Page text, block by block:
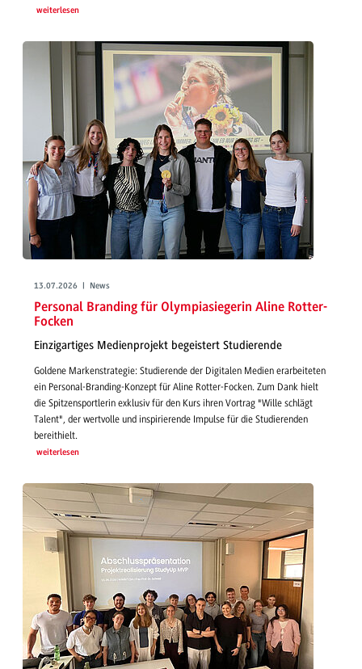
weiterlesen
13.07.2026 | News
Personal Branding für Olympiasiegerin Aline Rotter-
Focken
Einzigartiges Medienprojekt begeistert Studierende
Goldene Markenstrategie: Studierende der Digitalen Medien erarbeiteten
ein Personal-Branding-Konzept für Aline Rotter-Focken. Zum Dank hielt
die Spitzensportlerin exklusiv für den Kurs ihren Vortrag "Wille schlägt
Talent", der wertvolle und inspirierende Impulse für die Studierenden
bereithielt.
weiterlesen